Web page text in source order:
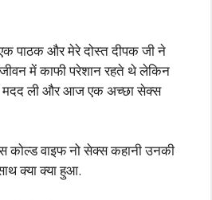
पाठक और मेरे दोस्त दीपक जी ने
में काफी परेशान रहते थे लेकिन
मदद ली और आज एक अच्छा सेक्स
कोल्ड वाइफ नो सेक्स कहानी उनकी
क्या क्या हुआ.